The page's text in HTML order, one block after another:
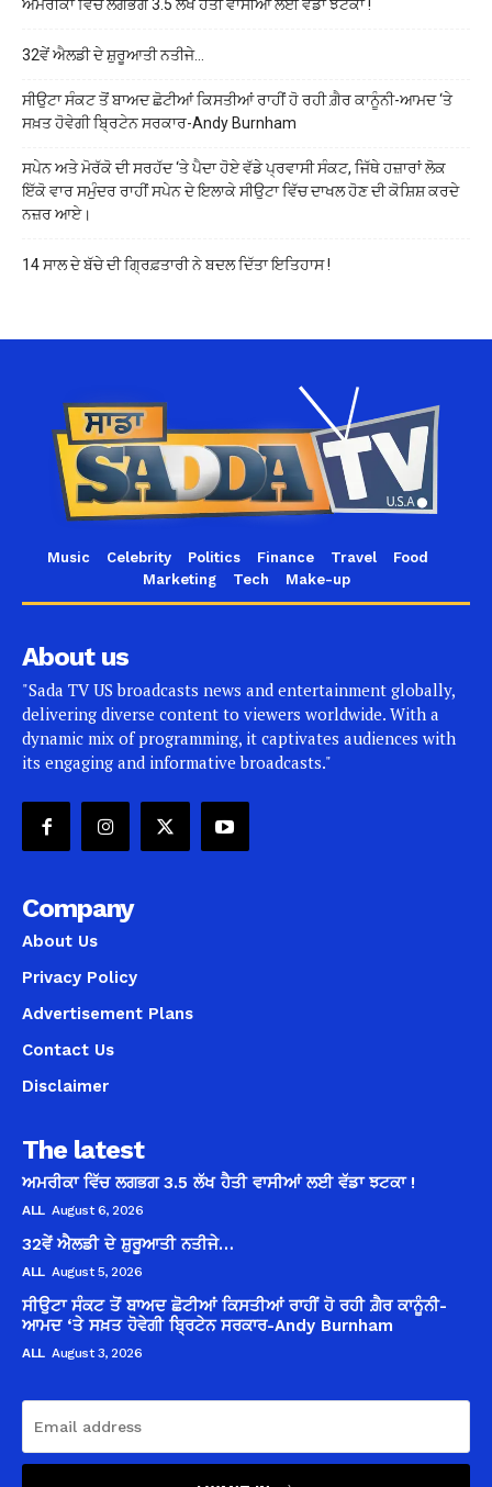
ਅਮਰੀਕਾ ਵਿੱਚ ਲਗਭਗ 3.5 ਲੱਖ ਹੈਤੀ ਵਾਸੀਆਂ ਲਈ ਵੱਡਾ ਝਟਕਾ !
32ਵੇਂ ਐਲਡੀ ਦੇ ਸ਼ੁਰੂਆਤੀ ਨਤੀਜੇ…
ਸੀਉਟਾ ਸੰਕਟ ਤੋਂ ਬਾਅਦ ਛੋਟੀਆਂ ਕਿਸਤੀਆਂ ਰਾਹੀਂ ਹੋ ਰਹੀ ਗ਼ੈਰ ਕਾਨੂੰਨੀ-ਆਮਦ ‘ਤੇ
ਸਖ਼ਤ ਹੋਵੇਗੀ ਬ੍ਰਿਟੇਨ ਸਰਕਾਰ-Andy Burnham
ਸਪੇਨ ਅਤੇ ਮੋਰੱਕੋ ਦੀ ਸਰਹੱਦ ‘ਤੇ ਪੈਦਾ ਹੋਏ ਵੱਡੇ ਪ੍ਰਵਾਸੀ ਸੰਕਟ, ਜਿੱਥੇ ਹਜ਼ਾਰਾਂ ਲੋਕ
ਇੱਕੋ ਵਾਰ ਸਮੁੰਦਰ ਰਾਹੀਂ ਸਪੇਨ ਦੇ ਇਲਾਕੇ ਸੀਉਟਾ ਵਿੱਚ ਦਾਖਲ ਹੋਣ ਦੀ ਕੋਸ਼ਿਸ਼ ਕਰਦੇ
ਨਜ਼ਰ ਆਏ।
14 ਸਾਲ ਦੇ ਬੱਚੇ ਦੀ ਗ੍ਰਿਫ਼ਤਾਰੀ ਨੇ ਬਦਲ ਦਿੱਤਾ ਇਤਿਹਾਸ !
Music Celebrity Politics Finance Travel
Food
Marketing
Tech Make-up
About us
"Sada TV US broadcasts news and entertainment globally,
delivering diverse content to viewers worldwide. With a
dynamic mix of programming, it captivates audiences with
its engaging and informative broadcasts."
Company
About Us
Privacy Policy
Advertisement Plans
Contact Us
Disclaimer
The latest
ਅਮਰੀਕਾ ਵਿੱਚ ਲਗਭਗ 3.5 ਲੱਖ ਹੈਤੀ ਵਾਸੀਆਂ ਲਈ ਵੱਡਾ ਝਟਕਾ !
ALL August 6, 2026
32ਵੇਂ ਐਲਡੀ ਦੇ ਸ਼ੁਰੂਆਤੀ ਨਤੀਜੇ…
ALL August 5, 2026
ਸੀਉਟਾ ਸੰਕਟ ਤੋਂ ਬਾਅਦ ਛੋਟੀਆਂ ਕਿਸਤੀਆਂ ਰਾਹੀਂ ਹੋ ਰਹੀ ਗ਼ੈਰ ਕਾਨੂੰਨੀ-
ਆਮਦ ‘ਤੇ ਸਖ਼ਤ ਹੋਵੇਗੀ ਬ੍ਰਿਟੇਨ ਸਰਕਾਰ-Andy Burnham
ALL August 3, 2026